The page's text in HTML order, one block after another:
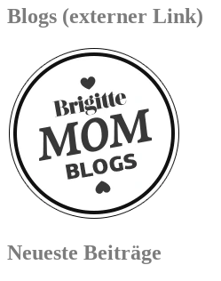
Blogs (externer Link)
Neueste Beiträge